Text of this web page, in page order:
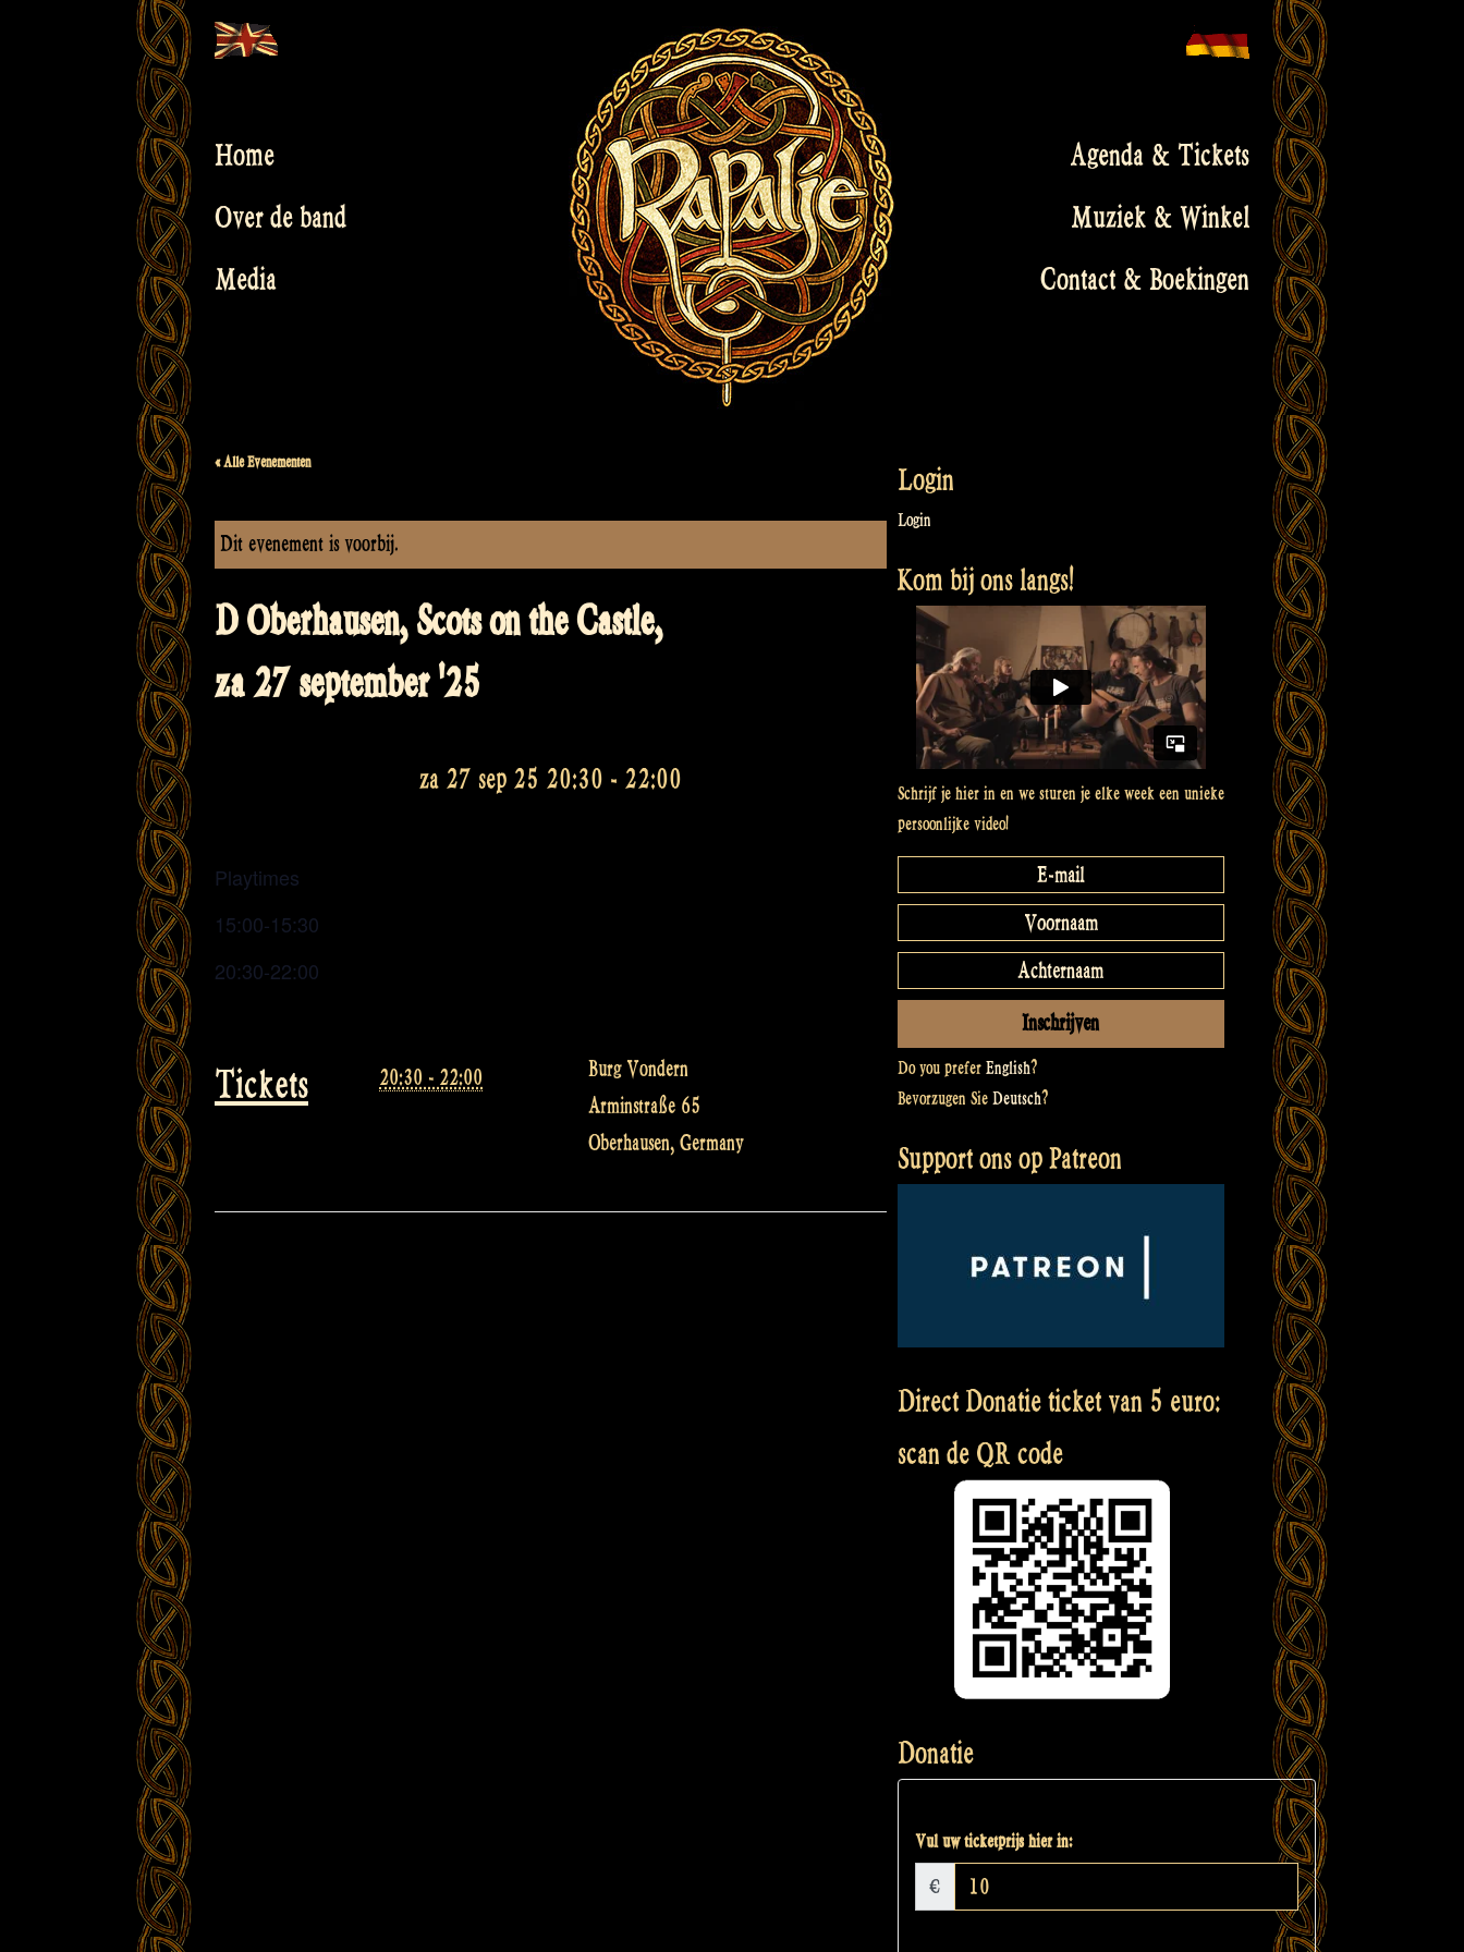
to
Home
Over de band
Media
Agenda & Tickets
Muziek & Winkel
Contact & Boekingen
« Alle Evenementen
Dit evenement is voorbij.
D Oberhausen, Scots on the Castle,
za 27 september '25
za 27 sep 25 20:30 - 22:00
Tickets 20:30 - 22:00
Burg Vondern
Arminstraße 65
Oberhausen, Germany
Playtimes
15:00-15:30
20:30-22:00
Login
Login
Kom bij ons langs!
Schrijf je hier in en we sturen je elke week een unieke
persoonlijke video!
Do you prefer English?
Bevorzugen Sie Deutsch?
Support ons op Patreon
Direct Donatie ticket van 5 euro:
scan de QR code
Donatie
Vul uw ticketprijs hier in:
€